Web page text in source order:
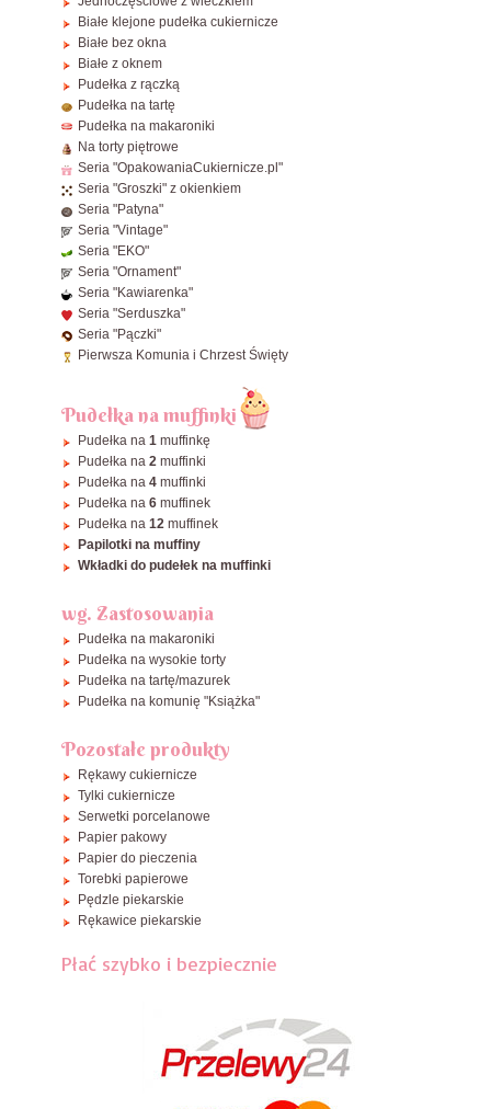
32x32x10~25 cm
34x34x25~45 cm
36x36x15~28 cm
40x40x20 cm
42x32x13 cm
46x35x13 cm
ø22 cm
ø24 cm
ø25 cm
ø26 cm
ø28 cm
ø30 cm
ø32 cm
ø34 cm
ø36 cm
ø38 cm
ø40 cm
Zobacz wszystkie Okrągłe
35x35 cm
40x30 cm
45x35 cm
60x40 cm
38x8x2,5 cm - Makowiec / Rolady
Zobacz wszystkie Prostokątne
⌀32,5cm
⌀35cm
⌀ 40cm
Białe klejone pudełka cukiernicze
Białe bez okna
Białe z oknem
Pudełka z rączką
Pudełka na tartę
Pudełka na makaroniki
Na torty piętrowe
Seria "OpakowaniaCukiernicze.pl"
Seria "Groszki" z okienkiem
Seria "Patyna"
Seria "Vintage"
Seria "EKO"
Seria "Ornament"
Seria "Kawiarenka"
Seria "Serduszka"
Seria "Pączki"
Pierwsza Komunia i Chrzest Święty
Pudełka na muffinki
Pudełka na 1muffinkę
Pudełka na 2muffinki
Pudełka na 4muffinki
Pudełka na 6muffinek
Pudełka na 12muffinek
Papilotki na muffiny
Wkładki do pudełek na muffinki
wg. Zastosowania
Pudełka na makaroniki
Pudełka na wysokie torty
Pudełka na tartę/mazurek
Pudełka na komunię "Książka"
Pozostałe produkty
Rękawy cukiernicze
Tylki cukiernicze
Serwetki porcelanowe
Papier pakowy
Papier do pieczenia
Torebki papierowe
Pędzle piekarskie
Rękawice piekarskie
Płać szybko i bezpiecznie